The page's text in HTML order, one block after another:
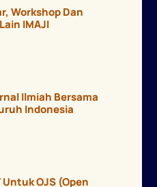
Workshop Dan
IMAJI
Ilmiah Bersama
Indonesia
OJS (Open